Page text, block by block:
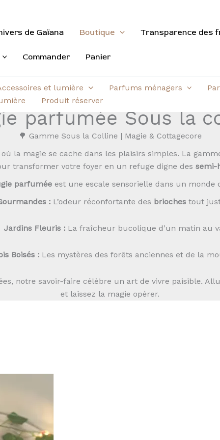
de Gaïana Boutique Transparence des
Commander Panier
et lumière Parfums ménagers
Produit réserver
parfumée Sous la
🌳 Gamme Sous la Colline | Magie & Cottagecore
la magie se cache dans les plaisirs simples. La
transformer votre foyer en un refuge digne des semi-
parfuméeest une escale sensorielle dans un monde
: L’odeur réconfortante des brioches tout
Jardins Fleuris : La fraîcheur bucolique d’un matin au
Boisés : Les mystères des forêts anciennes et de la
notre savoir-faire célèbre un art de vivre paisible.
et laissez la magie opérer.